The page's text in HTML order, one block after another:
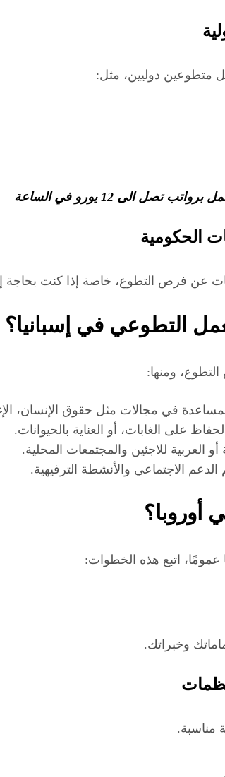
متطوعين دوليين، مثل:
الى 12 يورو في الساعة
عن فرص التطوع، خاصة إذا كنت بحاجة
التطوعي في إسبانيا؟
ومنها:
في مجالات مثل حقوق الإنسان،
على الغابات، أو العناية بالحيوانات.
أو العربية للاجئين والمجتمعات المحلية.
الاجتماعي والأنشطة الترفيهية.
عمومًا، اتبع هذه الخطوات:
وخبراتك.
مناسبة.